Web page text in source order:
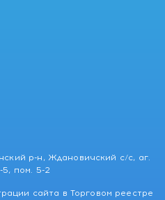
р-н, Ждановичский с/с, аг.
5, пом. 5-2
сайта в Торговом реестре